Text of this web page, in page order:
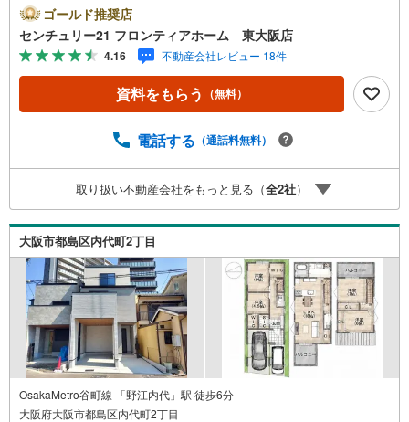
「弥刀」駅まで徒歩約14分・おおさか東線「衣摺加美北」
駅まで徒歩約14分・長瀬南小学校まで徒歩約8分・長瀬中学
校まで徒歩約10分 特徴・住宅性能評価5分野7項目で最も高
い等級取得を標準化！最長35年の定期点検・長期保証で安
心・ビルトイン車庫で大事な愛車の保管もバッチリです・2
階リビングで外部からの視線が気になりづらいです・バル
ばれる理由 1.お金の扱い方のプロ、ファイナンシャルプラ
きる売却専門チームあり！3.たくさんの銀行と繋がりがあ
るため、最も低金利になるように審査が可能！4.物件のお
引渡し後に必要になったお家のリフォームも弊社のリフォ
ームプランナーがご提案！5.定期的にご連絡を繋ぎ、有事
の際に迅速にサポートいたします
ゴールド推奨店
センチュリー21 フロンティアホーム 東大阪店
4.16 不動産会社レビュー 18件
資料をもらう （無料）
電話する （通話料無料）
取り扱い不動産会社をもっと見る（全2社）
大阪市都島区内代町2丁目
OsakaMetro谷町線 「野江内代」駅 徒歩6分
大阪府大阪市都島区内代町2丁目